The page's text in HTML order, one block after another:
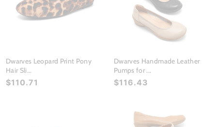
Dwarves Leopard Print Pony
Hair Sli...
$110.71
Dwarves Handmade Leather
Pumps for ...
$116.43